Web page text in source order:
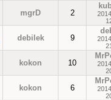
mgrD 2
debilek 9
kokon 10
kokon 6